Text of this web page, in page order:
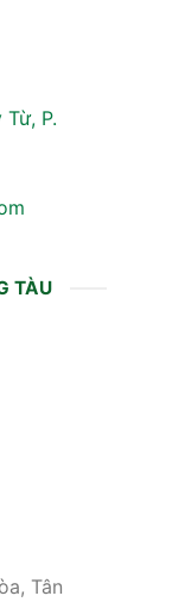
P.
TÀU
Tân